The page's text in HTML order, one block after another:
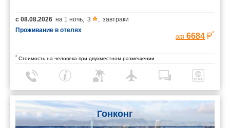
с 08.08.2026 на 1 ночь, 3 , завтраки
Проживание в отелях
от 6684 *
* Стоимость на человека при двухместном размещении
Гонконг